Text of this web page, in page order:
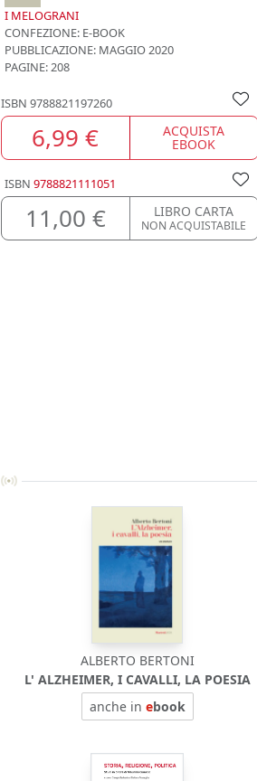
I MELOGRANI
CONFEZIONE: E-BOOK
PUBBLICAZIONE: MAGGIO 2020
PAGINE: 208
ISBN 9788821197260
6,99 € ACQUISTA
EBOOK
ISBN 9788821111051
11,00 € LIBRO CARTA
NON ACQUISTABILE
ALBERTO BERTONI
L' ALZHEIMER, I CAVALLI, LA POESIA
anche in ebook